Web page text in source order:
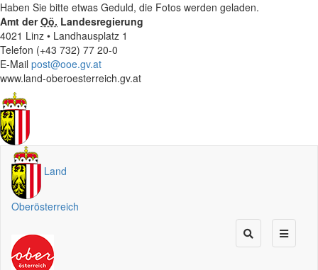
Haben Sie bitte etwas Geduld, die Fotos werden geladen.
Amt derOö. Landesregierung
4021 Linz • Landhausplatz 1
Telefon (+43 732) 77 20-0
E-Mail post@ooe.gv.at
www.land-oberoesterreich.gv.at
Land
Oberösterreich